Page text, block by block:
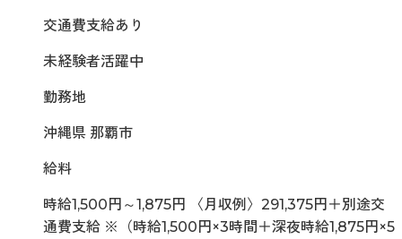
交通費支給あり
未経験者活躍中
勤務地
沖縄県 那覇市
給料
時給1,500円～1,875円 〈月収例〉291,375円＋別途交
通費支給 ※（時給1,500円×3時間＋深夜時給1,875円×5